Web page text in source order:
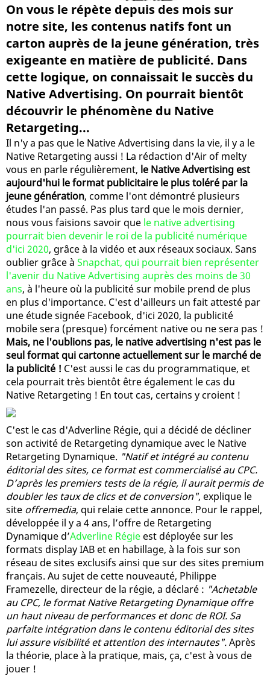
On vous le répète depuis des mois sur
notre site, les contenus natifs font un
carton auprès de la jeune génération, très
exigeante en matière de publicité. Dans
cette logique, on connaissait le succès du
Native Advertising. On pourrait bientôt
découvrir le phénomène du Native
Retargeting...
Il n'y a pas que le Native Advertising dans la vie, il y a le
Native Retargeting aussi ! La rédaction d'Air of melty
vous en parle régulièrement, le Native Advertising est
aujourd'hui le format publicitaire le plus toléré par la
jeune génération, comme l'ont démontré plusieurs
études l'an passé. Pas plus tard que le mois dernier,
nous vous faisions savoir que le native advertising
pourrait bien devenir le roi de la publicité numérique
d'ici 2020, grâce à la vidéo et aux réseaux sociaux. Sans
oublier grâce à Snapchat, qui pourrait bien représenter
l'avenir du Native Advertising auprès des moins de 30
ans, à l'heure où la publicité sur mobile prend de plus
en plus d'importance. C'est d'ailleurs un fait attesté par
une étude signée Facebook, d'ici 2020, la publicité
mobile sera (presque) forcément native ou ne sera pas !
Mais, ne l'oublions pas, le native advertising n'est pas le
seul format qui cartonne actuellement sur le marché de
la publicité ! C'est aussi le cas du programmatique, et
cela pourrait très bientôt être également le cas du
Native Retargeting ! En tout cas, certains y croient !
C'est le cas d'Adverline Régie, qui a décidé de décliner
son activité de Retargeting dynamique avec le Native
Retargeting Dynamique. "Natif et intégré au contenu
éditorial des sites, ce format est commercialisé au CPC.
D’après les premiers tests de la régie, il aurait permis de
doubler les taux de clics et de conversion", explique le
site offremedia, qui relaie cette annonce. Pour le rappel,
développée il y a 4 ans, l’offre de Retargeting
Dynamique d’Adverline Régie est déployée sur les
formats display IAB et en habillage, à la fois sur son
réseau de sites exclusifs ainsi que sur des sites premium
français. Au sujet de cette nouveauté, Philippe
Framezelle, directeur de la régie, a déclaré : "Achetable
au CPC, le format Native Retargeting Dynamique offre
un haut niveau de performances et donc de ROI. Sa
parfaite intégration dans le contenu éditorial des sites
lui assure visibilité et attention des internautes".Après
la théorie, place à la pratique, mais, ça, c'est à vous de
jouer !